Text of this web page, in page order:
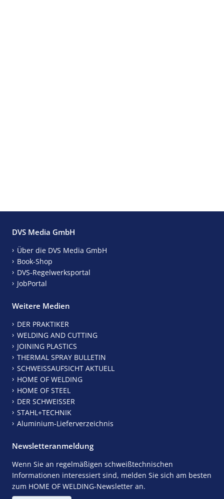
DVS Media GmbH
Über die DVS Media GmbH
Book-Shop
DVS-Regelwerksportal
JobPortal
Weitere Medien
DER PRAKTIKER
WELDING AND CUTTING
JOINING PLASTICS
THERMAL SPRAY BULLETIN
SCHWEISSAUFSICHT AKTUELL
HOME OF WELDING
HOME OF STEEL
DER SCHWEISSER
STAHL+TECHNIK
Aluminium-Lieferverzeichnis
Newsletteranmeldung
Wenn Sie an regelmäßigen schweißtechnischen
Informationen interessiert sind, melden Sie sich am besten
zum HOME OF WELDING-Newsletter an.